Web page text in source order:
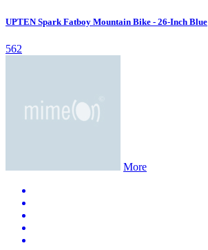
UPTEN Spark Fatboy Mountain Bike - 26-Inch Blue
562
More